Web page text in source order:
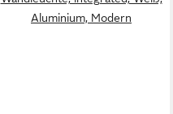
Aluminium, Modern